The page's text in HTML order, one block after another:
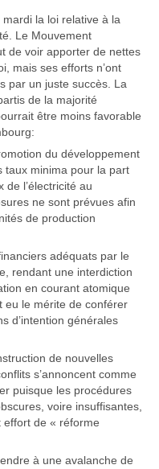
la loi relative à la
Le Mouvement
de voir apporter de nettes
mais ses efforts n’ont
par un juste succès. La
de la majorité
être moins favorable
du développement
taux minima pour la part
de l’électricité au
ne sont prévues afin
de production
adéquats par le
rendant une interdiction
en courant atomique
eu le mérite de conférer
d’intention générales
de nouvelles
s’annoncent comme
puisque les procédures
voire insuffisantes,
de « réforme
à une avalanche de